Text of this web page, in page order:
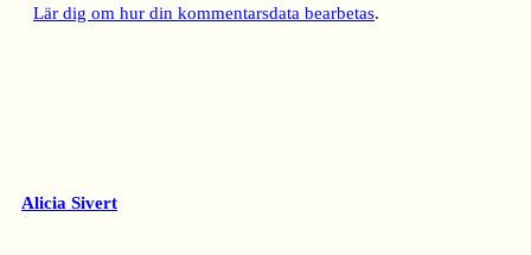
Lär dig om hur din kommentarsdata bearbetas.
Alicia Sivert